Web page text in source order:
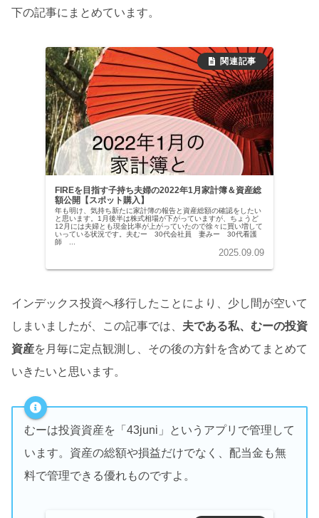
下の記事にまとめています。
FIREを目指す子持ち夫婦の2022年1月家計簿＆資産総
額公開【スポット購入】
年も明け、気持ち新たに家計簿の報告と資産総額の確認をしたい
と思います。1月後半は株式相場が下がっていますが、ちょうど
12月には夫婦とも現金比率が上がっていたので徐々に買い増して
いっている状況です。夫むー 30代会社員 妻みー 30代看護
師 ...
2025.09.09
インデックス投資へ移行したことにより、少し間が空いて
しまいましたが、この記事では、 夫である私、むーの投資
資産を月毎に定点観測し、その後の方針を含めてまとめて
いきたいと思います。
むーは投資資産を「43juni」というアプリで管理して
います。資産の総額や損益だけでなく、配当金も無
料で管理できる優れものですよ。